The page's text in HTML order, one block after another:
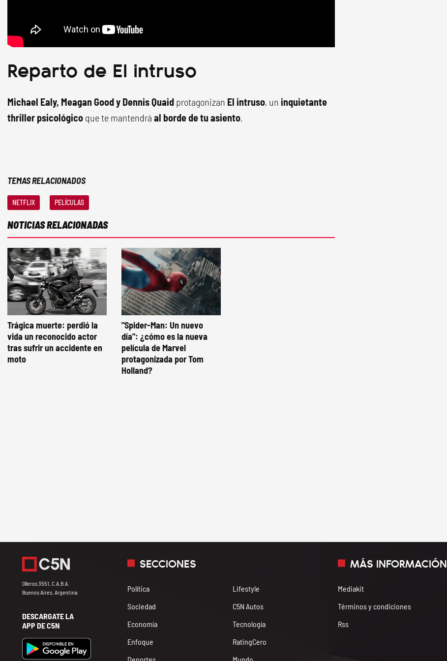
Reparto de El intruso
Michael Ealy, Meagan Good y Dennis Quaid protagonizan El intruso, un inquietante
thriller psicológico que te mantendrá al borde de tu asiento
TEMAS RELACIONADOS
NETFLIX PELÍCULAS
NOTICIAS RELACIONADAS
Trágica muerte: perdió la
vida un reconocido actor
tras sufrir un accidente en
moto
"Spider-Man: Un nuevo
día": ¿cómo es la nueva
película de Marvel
protagonizada por Tom
Holland?
Olleros 3551, C.A.B.A.
Buenos Aires, Argentina
DESCARGATE LA
APP DE C5N
SECCIONES
Política
Sociedad
Economía
Enfoque
Lifestyle
C5N Autos
Tecnología
RatingCero
MÁS INFORMACIÓN
Mediakit
Términos y condiciones
Rss